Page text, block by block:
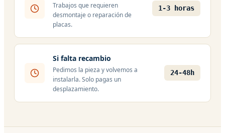
Trabajos que requieren
desmontaje o reparación de
placas.
1-3 horas
Si falta recambio
Pedimos la pieza y volvemos a
instalarla. Solo pagas un
desplazamiento.
24-48h